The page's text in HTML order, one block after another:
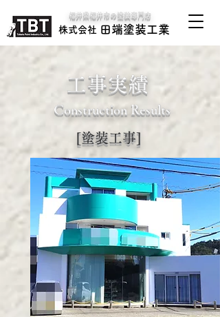
​福井県福井市の塗装専門店
​株式会社 田端塗装工業
[塗装工事]
​工事実績
​Construction Results